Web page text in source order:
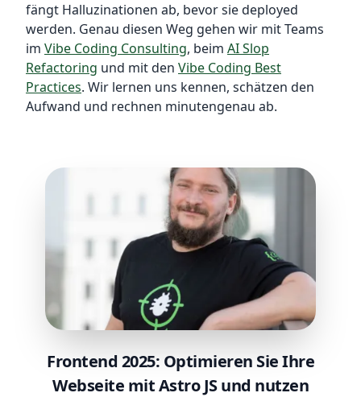
fängt Halluzinationen ab, bevor sie deployed
werden. Genau diesen Weg gehen wir mit Teams
im Vibe Coding Consulting, beim AI Slop
Refactoring und mit den Vibe Coding Best
Practices. Wir lernen uns kennen, schätzen den
Aufwand und rechnen minutengenau ab.
Frontend 2025: Optimieren Sie Ihre
Webseite mit Astro JS und nutzen